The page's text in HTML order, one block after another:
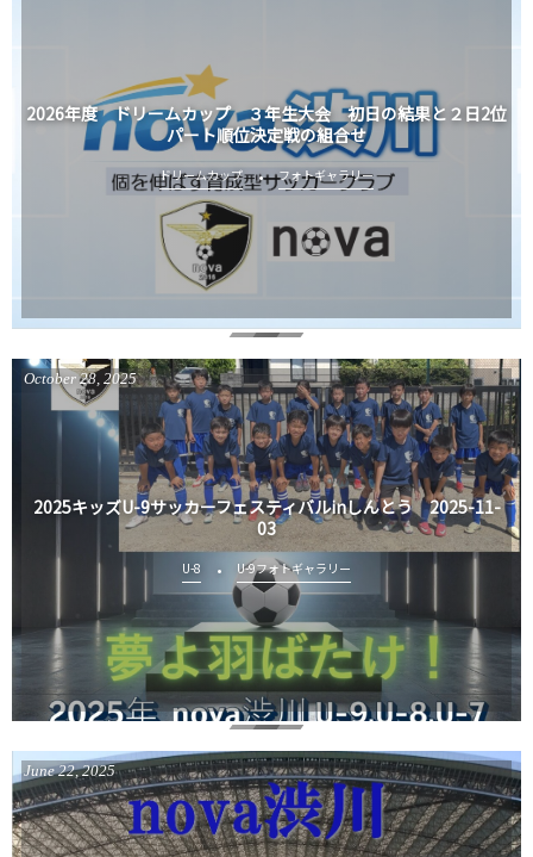
2026年度 ドリームカップ ３年生大会 初日の結果と２日2位
パート順位決定戦の組合せ
ドリームカップ フォトギャラリー
2025キッズU-9サッカーフェスティバルinしんとう 2025-11-
03
October 28, 2025
U-8 U-9フォトギャラリー
June 22,2025